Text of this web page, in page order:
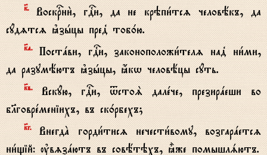
к7.Воскrни2, гDи, да не крэпи1тсz человёкъ, да
сyдzтсz kзhцы пред8 тоб0ю.
к7а.Постaви, гDи, законоположи1телz над8 ни1ми,
да разумёютъ kзhцы, ћкw человёцы сyть.
к7в.Вскyю, гDи, tстоS далeче, презирaеши во
бlговрeменіихъ, въ ск0рбехъ;
к7г.ВнегдA горди1тисz нечести1вому, возгарaетсz
ни1щій: ўвzзaютъ въ совётэхъ, ±же помышлsютъ.